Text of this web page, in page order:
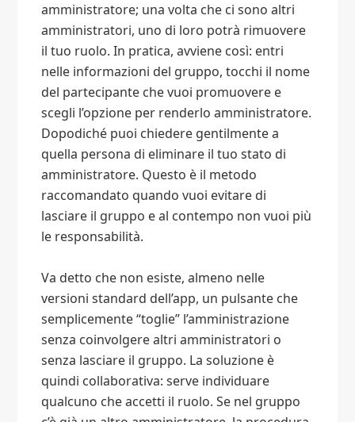
amministratore; una volta che ci sono altri
amministratori, uno di loro potrà rimuovere
il tuo ruolo. In pratica, avviene così: entri
nelle informazioni del gruppo, tocchi il nome
del partecipante che vuoi promuovere e
scegli l’opzione per renderlo amministratore.
Dopodiché puoi chiedere gentilmente a
quella persona di eliminare il tuo stato di
amministratore. Questo è il metodo
raccomandato quando vuoi evitare di
lasciare il gruppo e al contempo non vuoi più
le responsabilità.
Va detto che non esiste, almeno nelle
versioni standard dell’app, un pulsante che
semplicemente “toglie” l’amministrazione
senza coinvolgere altri amministratori o
senza lasciare il gruppo. La soluzione è
quindi collaborativa: serve individuare
qualcuno che accetti il ruolo. Se nel gruppo